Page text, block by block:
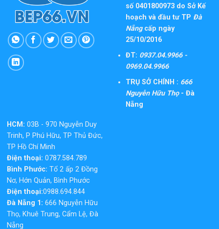
số 0401800973 do Sở Kế
hoạch và đầu tư TP Đà
Nẵngcấp ngày
25/10/2016
ĐT: 0937.04.9966 -
0969.04.9966
TRỤ SỞ CHÍNH : 666
Nguyễn Hữu Thọ- Đà
Nẵng
HCM: 03B - 970 Nguyễn Duy
Trinh, P Phú Hữu, TP Thủ Đức,
TP Hồ Chí Minh
Điện thoại: 0787.584.789
Bình Phước: Tổ 2 ấp 2 Đồng
Nơ, Hớn Quản, Bình Phước
Điện thoại:0988.694.844
Đà Nẵng 1: 666 Nguyễn Hữu
Thọ, Khuê Trung, Cẩm Lệ, Đà
Nẵng